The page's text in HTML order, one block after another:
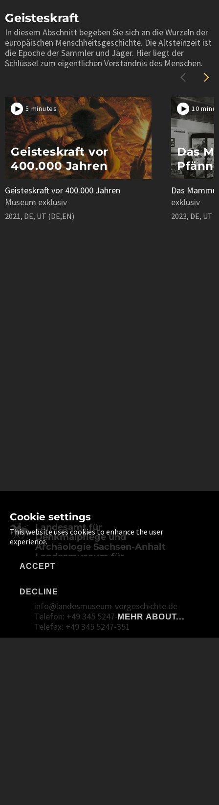
Geisteskraft
In diesem Abschnitt begeben Sie sich an die Wurzeln der
europäischen Menschheitsgeschichte. Die Altsteinzeit ist
die Epoche der Sammler und Jäger. Hier liegt der
Schlüssel zum eigentlichen Verständnis des Menschen.
5 minutes
Geisteskraft vor
400.000 Jahren
Geisteskraft vor 400.000 Jahren
Museum exklusiv
2021, DE, UT (DE,EN)
10
Das
Das
exklusiv
2023, DE, UT
Landesamt für
Denkmalpflege und
Archäologie Sachsen-Anhalt
Landesmuseum für
Vorgeschichte
06114 Halle (Saale)
info@landesmuseum-vorgeschichte.de
Telefon: +49 345 5247-30
Telefax: +49 345 5247-351
Cookie settings
This website uses cookies to enhance the user
experience.
MEHR ABOUT...
ACCEPT
DECLINE